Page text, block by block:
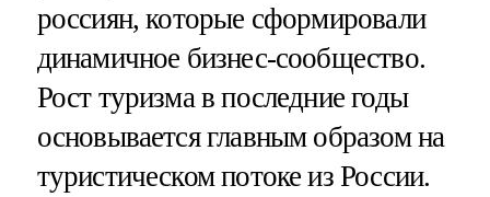
россиян, которые сформировали
динамичное бизнес-сообщество.
Рост туризма в последние годы
основывается главным образом на
туристическом потоке из России.